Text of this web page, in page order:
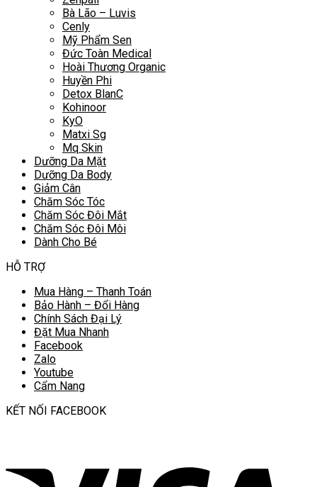
Bà Lão – Luvis
Cenly
Mỹ Phẩm Sen
Đức Toàn Medical
Hoài Thương Organic
Huyền Phi
Detox BlanC
Kohinoor
KyO
Matxi Sg
Mq Skin
Dưỡng Da Mặt
Dưỡng Da Body
Giảm Cân
Chăm Sóc Tóc
Chăm Sóc Đôi Mắt
Chăm Sóc Đôi Môi
Dành Cho Bé
HỖ TRỢ
Mua Hàng – Thanh Toán
Bảo Hành – Đổi Hàng
Chính Sách Đại Lý
Đặt Mua Nhanh
Facebook
Zalo
Youtube
Cẩm Nang
KẾT NỐI FACEBOOK